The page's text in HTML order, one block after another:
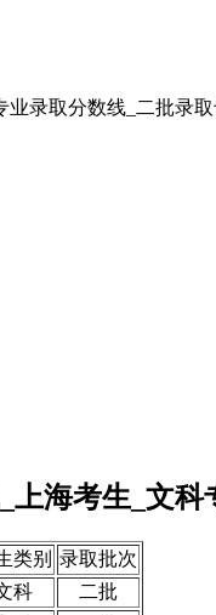
业录取分数线_二批录
海考生_文
类别 录取批次
科
二批